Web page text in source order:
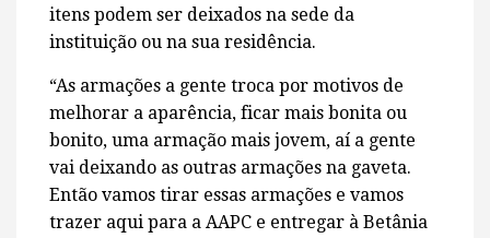
itens podem ser deixados na sede da
instituição ou na sua residência.
“As armações a gente troca por motivos de
melhorar a aparência, ficar mais bonita ou
bonito, uma armação mais jovem, aí a gente
vai deixando as outras armações na gaveta.
Então vamos tirar essas armações e vamos
trazer aqui para a AAPC e entregar à Betânia